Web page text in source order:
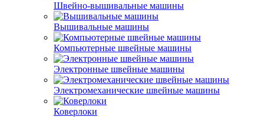
Швейно-вышивальные машины
Вышивальные машины
Компьютерные швейные машины
Электронные швейные машины
Электромеханические швейные машины
Коверлоки